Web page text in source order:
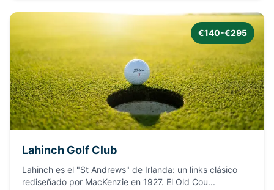
€140-€295
Lahinch Golf Club
Lahinch es el "St Andrews" de Irlanda: un links clásico
rediseñado por MacKenzie en 1927. El Old Cou...